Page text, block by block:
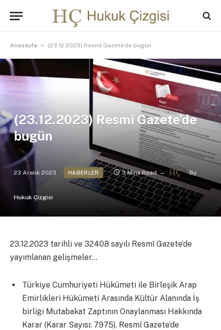
Anasayfa » (23.12.2023) Resmî Gazete’de bugün
(23.12.2023) Resmî Gazete’de
bugün
23 Aralık 2023 HABERLER 3 Mins Read By
Hukuk Çizgisi
23.12.2023 tarihli ve 32408 sayılı Resmî Gazete’de
yayımlanan gelişmeler…
Türkiye Cumhuriyeti Hükümeti ile Birleşik Arap
Emirlikleri Hükümeti Arasında Kültür Alanında İş
birliği Mutabakat Zaptının Onaylanması Hakkında
Karar (Karar Sayısı: 7975), Resmî Gazete’de